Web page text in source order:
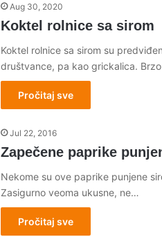
Aug 30, 2020
Koktel rolnice sa sirom
Koktel rolnice sa sirom su
društvance, pa kao grickalica.
Pročitaj sve
Jul 22, 2016
Zapečene paprike
Nekome su ove paprike punjene
Zasigurno veoma ukusne, ne…
Pročitaj sve